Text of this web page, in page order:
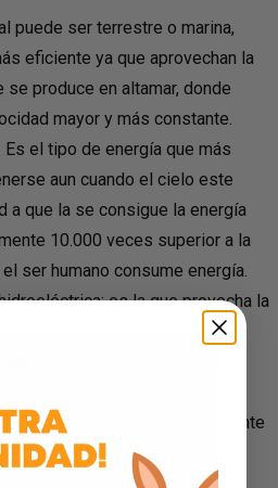
puede ser terrestre o marina,
eficiente ya que aprovechan la
se produce en altamar, donde
mayor y más constante.
Es el tipo de energía que más
aun cuando el cielo este
a que la se consigue la energía
10.000 veces superior a la
ser humano consume energía.
es la que provecha la
por un salto o desnivel para
de bombeo,
a gran escala más eficiente
la que produce electricidad